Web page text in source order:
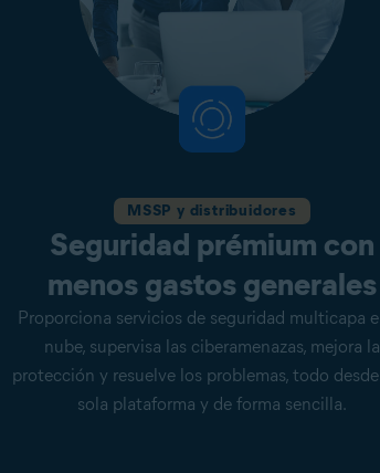
MSSP y distribuidores
Seguridad prémium con
menos gastos generales
Proporciona servicios de seguridad multicapa
nube, supervisa las ciberamenazas, mejora la
protección y resuelve los problemas, todo
sola plataforma y de forma sencilla.